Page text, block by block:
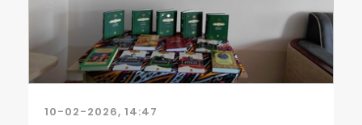
10-02-2026, 14:47